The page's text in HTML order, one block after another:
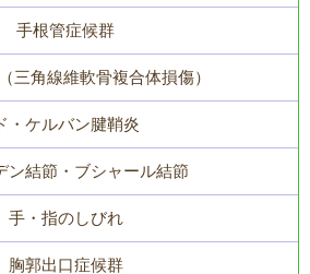
手根管症候群
三角線維軟骨複合体損傷）
・ケルバン腱鞘炎
ン結節・ブシャール結節
手・指のしびれ
胸郭出口症候群